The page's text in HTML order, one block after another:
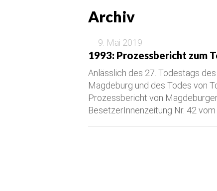
Archiv
9. Mai 2019
1993: Prozessbericht zum
Anlässlich des 27. Todestags
Magdeburg und des Todes von
Prozessbericht von
BesetzerInnenzeitung Nr. 42 vom